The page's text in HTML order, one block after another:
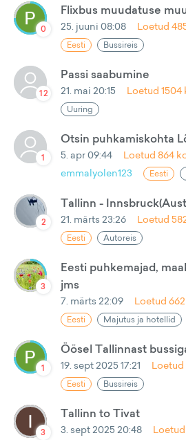
0
Flixbus muudatuse
25. juuni 08:08 Loetud
Eesti Bussireis
12
Passi saabumine
21. mai 20:15 Loetud 1504
Uuring
1
Otsin puhkamiskohta
5. apr 09:44 Loetud 864
emmalyolen123
Eesti
2
Tallinn -
21. märts 23:26 Loetud
Eesti Autoreis
3
Eesti puhkemajad,
jms
7. märts 22:09 Loetud 662
Eesti Majutus ja hotellid
1
Öösel Tallinnast
19. sept 2025 17:21 Loetud
Eesti Bussireis
3
Tallinn to Tivat
3. sept 2025 20:48 Loetud